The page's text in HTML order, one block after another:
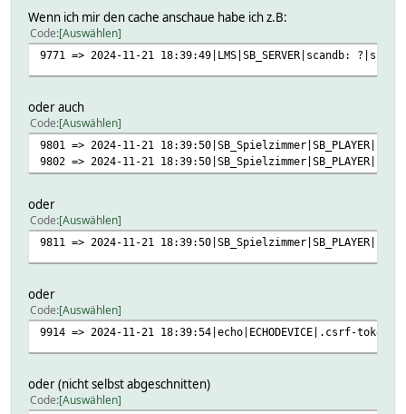
Wenn ich mir den cache anschaue habe ich z.B:
Code Auswählen
9771 => 2024-11-21 18:39:49|LMS|SB_SERVER|scandb:
oder auch
Code Auswählen
9801 => 2024-11-21
9802 => 2024-11-21
oder
Code Auswählen
9811 => 2024-11-21
oder
Code Auswählen
9914 => 2024-11-21 18:39:54|echo|ECHODEVICE|.csrf-
oder (nicht selbst abgeschnitten)
Code Auswählen